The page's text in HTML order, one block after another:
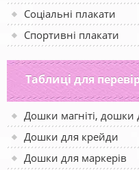
Соціальні плакати
Спортивні плакати
Таблиці для
Дошки магніті, дошки
Дошки для крейди
Дошки для маркерів